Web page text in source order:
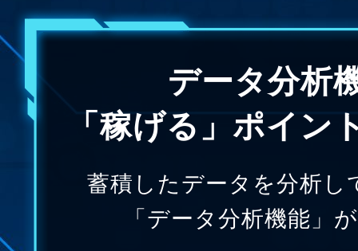
データ分析
「稼げる」ポイン
蓄積したデータを分析し
「データ分析機能」